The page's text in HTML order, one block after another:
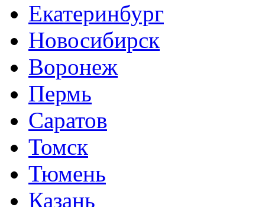
Екатеринбург
Новосибирск
Воронеж
Пермь
Саратов
Томск
Тюмень
Казань